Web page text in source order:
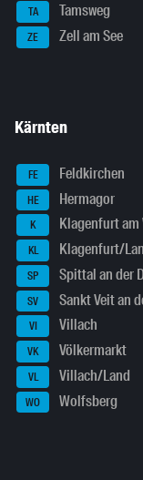
TA Tamsweg
ZE Zell am See
Kärnten
FE Feldkirchen
HE Hermagor
K Klagenfurt am
KL Klagenfurt/
SP Spittal an der
SV Sankt Veit an
VI Villach
VK Völkermarkt
VL Villach/Land
WO Wolfsberg